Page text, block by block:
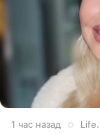
1 час назад